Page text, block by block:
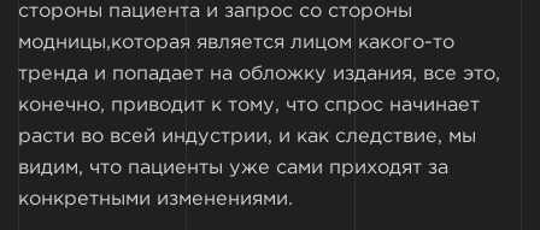
стороны пациента и запрос со стороны
модницы,которая является лицом какого-то
тренда и попадает на обложку издания, все это,
конечно, приводит к тому, что спрос начинает
расти во всей индустрии, и как следствие, мы
видим, что пациенты уже сами приходят за
конкретными изменениями.